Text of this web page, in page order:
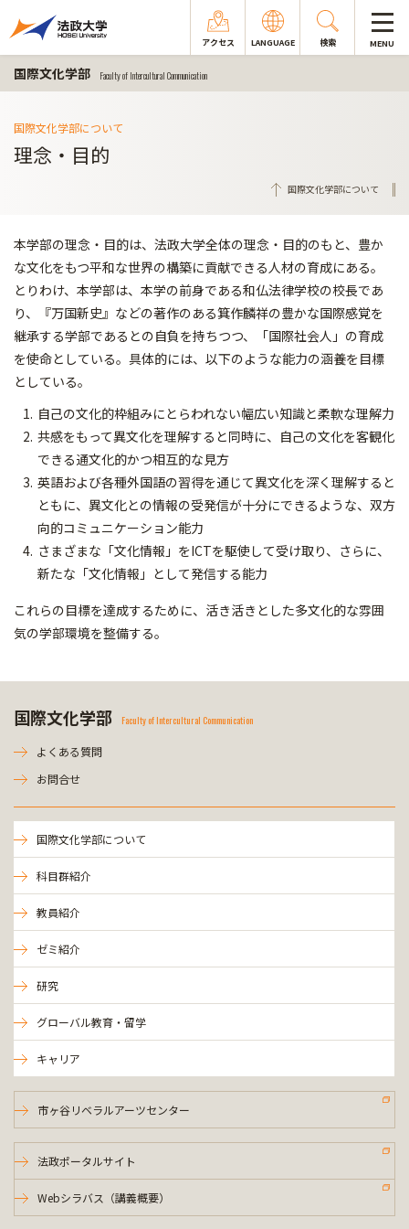
アクセス LANGUAGE 検索 MENU
国際文化学部 Faculty of Intercultural Communication
国際文化学部について
理念・目的
国際文化学部について
本学部の理念・目的は、法政大学全体の理念・目的のもと、豊か
な文化をもつ平和な世界の構築に貢献できる人材の育成にある。
とりわけ、本学部は、本学の前身である和仏法律学校の校長であ
り、『万国新史』などの著作のある箕作麟祥の豊かな国際感覚を
継承する学部であるとの自負を持ちつつ、「国際社会人」の育成
を使命としている。具体的には、以下のような能力の涵養を目標
としている。
自己の文化的枠組みにとらわれない幅広い知識と柔軟な理解力
共感をもって異文化を理解すると同時に、自己の文化を客観化
できる通文化的かつ相互的な見方
英語および各種外国語の習得を通じて異文化を深く理解すると
ともに、異文化との情報の受発信が十分にできるような、双方
向的コミュニケーション能力
さまざまな「文化情報」をICTを駆使して受け取り、さらに、
新たな「文化情報」として発信する能力
これらの目標を達成するために、活き活きとした多文化的な雰囲
気の学部環境を整備する。
国際文化学部 Faculty of Intercultural Communication
よくある質問
お問合せ
国際文化学部について
科目群紹介
教員紹介
ゼミ紹介
研究
グローバル教育・留学
キャリア
市ヶ谷リベラルアーツセンター
法政ポータルサイト
Webシラバス（講義概要）